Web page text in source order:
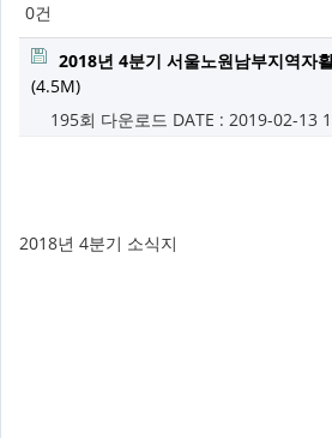
0건
2018년 4분기 서울노원남부지역자
(4.5M)
195회 다운로드 DATE : 2019-02-13
2018년 4분기 소식지